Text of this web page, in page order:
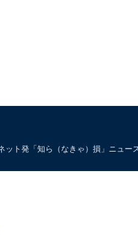
ト発「知ら（なきゃ）損」ニュー